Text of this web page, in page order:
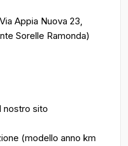
Appia Nuova 23,
Sorelle Ramonda)
nostro sito
(modello anno km